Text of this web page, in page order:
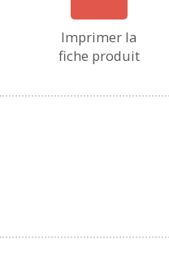
Imprimer la
fiche produit